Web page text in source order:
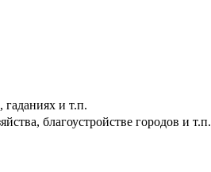
и т.п.
благоустройстве городов и т.п.